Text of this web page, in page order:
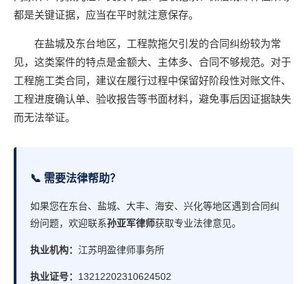
都是关键证据，应当在平时就注意保存。
在盐城及东台地区，工程款拖欠引发的合同纠纷较为常
见，这类案件的特点是金额大、主体多、合同不够规范。对于
工程施工类合同，建议在履行过程中保留好阶段性对账文件、
工程进度确认单、验收报告等书面材料，避免事后因证据缺失
而无法举证。
📞 需要法律帮助？
如果您在东台、盐城、大丰、海安、兴化等地区遇到合同纠
纷问题，欢迎联系孙亚军律师获取专业法律意见。
执业机构： 江苏明盈律师事务所
执业证号： 13212202310624502